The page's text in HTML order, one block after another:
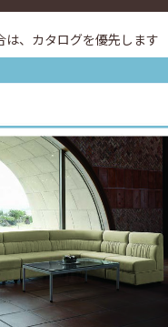
、カタログを優先します